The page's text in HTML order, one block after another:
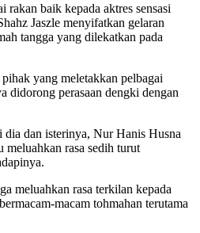
baik kepada aktres sensasi
Jaszle menyifatkan gelaran
tangga yang dilekatkan pada
yang meletakkan pelbagai
didorong perasaan dengki dengan
dia dan isterinya, Nur Hanis Husna
meluahkan rasa sedih turut
meluahkan rasa terkilan kepada
macam tohmahan terutama